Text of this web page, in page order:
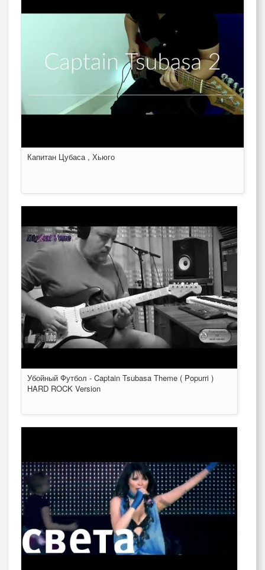
Капитан Цубаса , Хьюго
Убойный Футбол - Captain Tsubasa Theme ( Popurri )
HARD ROCK Version